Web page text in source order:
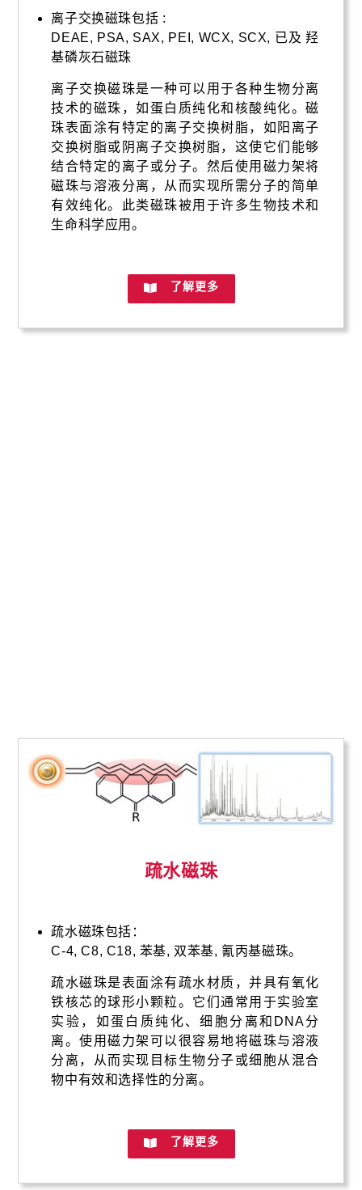
离子交换磁珠包括 :
DEAE, PSA, SAX, PEI, WCX, SCX, 已及 羟
基磷灰石磁珠
离子交换磁珠是一种可以用于各种生物分离
技术的磁珠，如蛋白质纯化和核酸纯化。磁
珠表面涂有特定的离子交换树脂，如阳离子
交换树脂或阴离子交换树脂，这使它们能够
结合特定的离子或分子。然后使用磁力架将
磁珠与溶液分离，从而实现所需分子的简单
有效纯化。此类磁珠被用于许多生物技术和
生命科学应用。
了解更多
疏水磁珠
疏水磁珠包括：
C-4, C8, C18, 苯基, 双苯基, 氰丙基磁珠。
疏水磁珠是表面涂有疏水材质，并具有氧化
铁核芯的球形小颗粒。它们通常用于实验室
实验，如蛋白质纯化、细胞分离和DNA分
离。使用磁力架可以很容易地将磁珠与溶液
分离，从而实现目标生物分子或细胞从混合
物中有效和选择性的分离。
了解更多